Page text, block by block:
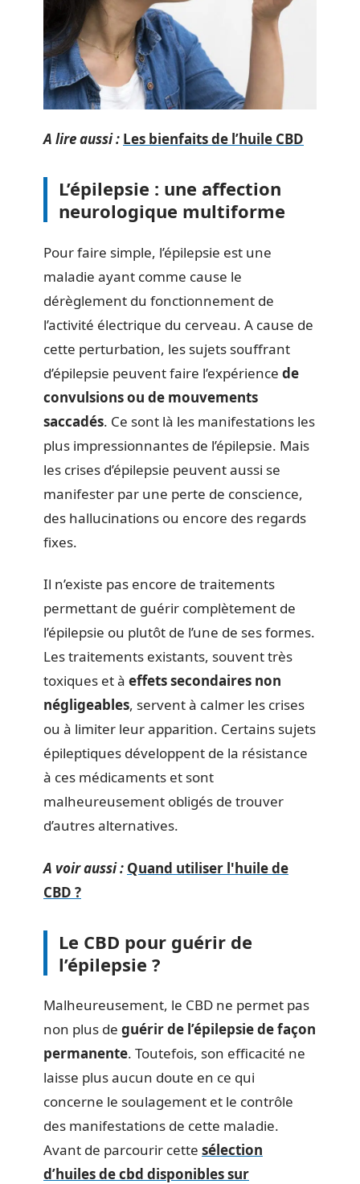
A lire aussi : Les bienfaits de l’huile CBD
L’épilepsie : une affection
neurologique multiforme
Pour faire simple, l’épilepsie est une
maladie ayant comme cause le
dérèglement du fonctionnement de
l’activité électrique du cerveau. A cause de
cette perturbation, les sujets souffrant
d’épilepsie peuvent faire l’expérience de
convulsions ou de mouvements
saccadés. Ce sont là les manifestations les
plus impressionnantes de l’épilepsie. Mais
les crises d’épilepsie peuvent aussi se
manifester par une perte de conscience,
des hallucinations ou encore des regards
fixes.
Il n’existe pas encore de traitements
permettant de guérir complètement de
l’épilepsie ou plutôt de l’une de ses formes.
Les traitements existants, souvent très
toxiques et à effets secondaires non
négligeables, servent à calmer les crises
ou à limiter leur apparition. Certains sujets
épileptiques développent de la résistance
à ces médicaments et sont
malheureusement obligés de trouver
d’autres alternatives.
A voir aussi : Quand utiliser l'huile de
CBD ?
Le CBD pour guérir de
l’épilepsie ?
Malheureusement, le CBD ne permet pas
non plus de guérir de l’épilepsie de façon
permanente. Toutefois, son efficacité ne
laisse plus aucun doute en ce qui
concerne le soulagement et le contrôle
des manifestations de cette maladie.
Avant de parcourir cette sélection
d’huiles de cbd disponibles sur